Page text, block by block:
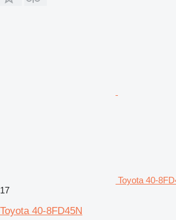
Toyota 40-
17
Toyota 40-8FD45N